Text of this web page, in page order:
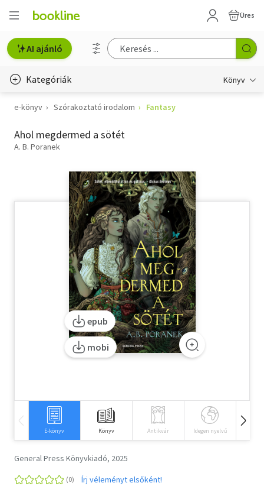
Üres
AI ajánló
Kategóriák Könyv
Életmód, egészség
Erotika
Hobbi, szabadidő
Szótár, nyelvkönyv
Tankönyv, segédkönyv
Társadalomtudomány
Természettudomány
e-könyv Szórakoztató irodalom Fantasy
Ahol megdermed a sötét
A. B. Poranek
epub
mobi
E-könyv Könyv Antikvár Idegen nyelvű
General Press Könyvkiadó, 2025
Írj véleményt elsőként!